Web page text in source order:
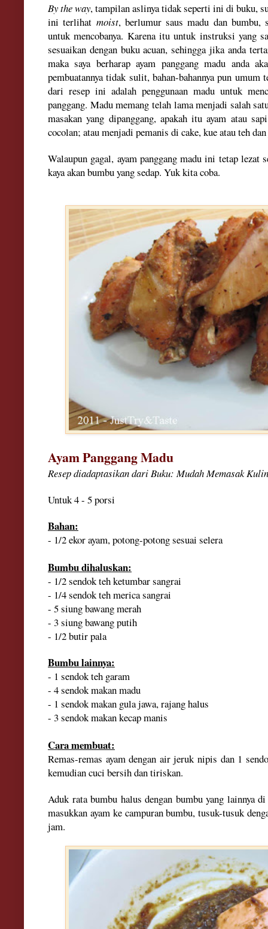
By the way, tampilan aslinya tidak seperti ini di buku,
ini terlihat moist, berlumur saus madu dan bumbu,
untuk mencobanya. Karena itu untuk instruksi yang
sesuaikan dengan buku acuan, sehingga jika anda
maka saya berharap ayam panggang madu anda
pembuatannya tidak sulit, bahan-bahannya pun umum
dari resep ini adalah penggunaan madu untuk
panggang. Madu memang telah lama menjadi salah
masakan yang dipanggang, apakah itu ayam atau
cocolan; atau menjadi pemanis di cake, kue atau teh
Walaupun gagal, ayam panggang madu ini tetap lezat
kaya akan bumbu yang sedap. Yuk kita coba.
Ayam Panggang Madu
Resep diadaptasikan dari Buku: Mudah Memasak
Untuk 4- 5 porsi
Bahan:
- 1/2 ekor ayam, potong-potong sesuai selera
Bumbu dihaluskan:
- 1/2 sendok teh ketumbar sangrai
- 1/4 sendok teh merica sangrai
- 5 siung bawang merah
- 3 siung bawang putih
- 1/2 butir pala
Bumbu lainnya:
- 1 sendok teh garam
- 4 sendok makan madu
- 1 sendok makan gula jawa, rajang halus
- 3 sendok makan kecap manis
Cara membuat:
Remas-remas ayam dengan air jeruk nipis dan 1
kemudian cuci bersih dan tiriskan.
Aduk rata bumbu halus dengan bumbu yang lainnya
masukkan ayam ke campuran bumbu, tusuk-tusuk
jam.